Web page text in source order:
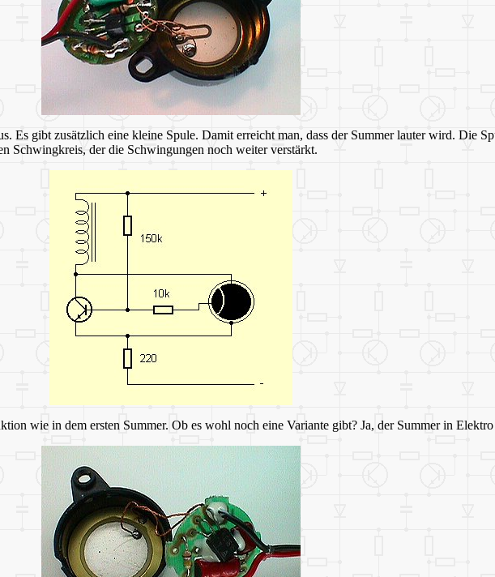
Es gibt zusätzlich eine kleine Spule. Damit erreicht man, dass der Summer lauter wird. Die
Schwingkreis, der die Schwingungen noch weiter verstärkt.
wie in dem ersten Summer. Ob es wohl noch eine Variante gibt? Ja, der Summer in